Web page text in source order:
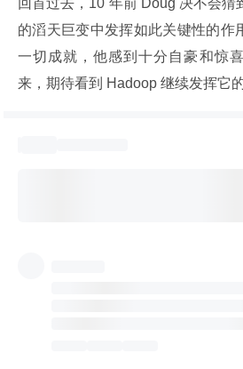
的滔天巨变中发挥如此关键性的作
一切成就，他感到十分自豪和惊
来，期待看到 Hadoop 继续发挥它的